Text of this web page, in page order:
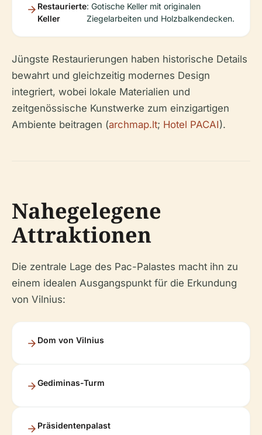
Restaurierte
Keller
: Gotische Keller mit originalen
Ziegelarbeiten und Holzbalkendecken.
Jüngste Restaurierungen haben historische Details
bewahrt und gleichzeitig modernes Design
integriert, wobei lokale Materialien und
zeitgenössische Kunstwerke zum einzigartigen
Ambiente beitragen (archmap.lt; Hotel PACAI).
Nahegelegene
Attraktionen
Die zentrale Lage des Pac-Palastes macht ihn zu
einem idealen Ausgangspunkt für die Erkundung
von Vilnius:
Dom von Vilnius
Gediminas-Turm
Präsidentenpalast